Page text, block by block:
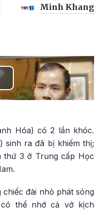
Minh Khang
Hóa) có 2 lần khóc.
sinh ra đã bị khiếm thị;
thứ 3 ở Trung cấp Học
đài nhỏ phát sóng
thể nhớ cả vở kịch